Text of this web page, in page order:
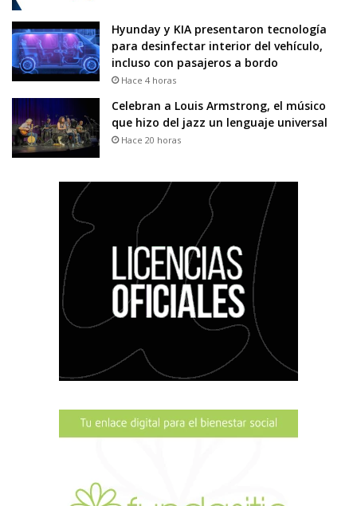
Hyunday y KIA presentaron tecnología
para desinfectar interior del vehículo,
incluso con pasajeros a bordo
Hace 4 horas
Celebran a Louis Armstrong, el músico
que hizo del jazz un lenguaje universal
Hace 20 horas